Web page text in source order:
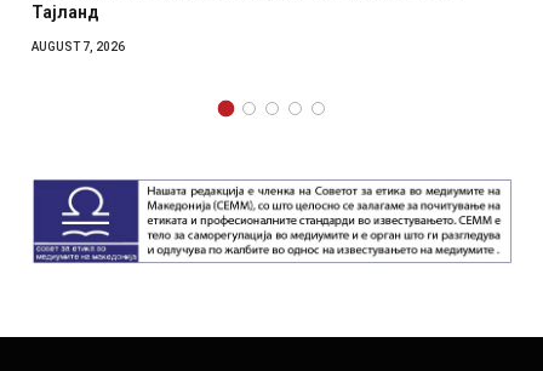
отколку на Зеленски
AUGUST 7, 2026